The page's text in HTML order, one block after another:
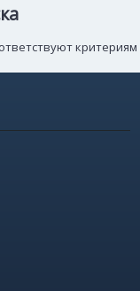
критериям